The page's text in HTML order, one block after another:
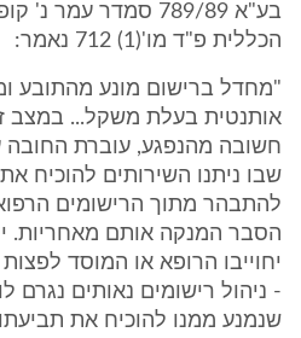
בע"א 789/89 סמדר
הכללית פ"ד מו'(1) 712 נאמר:
"מחדל ברישום מונע מהתובע
אותנטית בעלת משקל... במצב
חשובה מהנפגע, עוברת החובה
שבו ניתנו השירותים להוכיח
להתבהר מתוך הרישומים
הסבר המנקה אותם מאחריות.
יחוייבו הרופא או המוסד
- ניהול רישומים נאותים נגרם
שנמנע ממנו להוכיח את